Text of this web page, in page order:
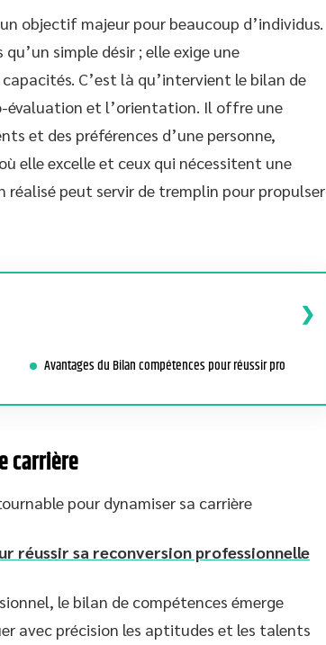
objectif majeur pour beaucoup d’individus.
simple désir ; elle exige une
C’est là qu’intervient le bilan de
évaluation et l’orientation. Il offre une
et des préférences d’une personne,
elle excelle et ceux qui nécessitent une
peut servir de tremplin pour propulser
Avantages du Bilan compétences pour réussir pro
carrière
pour dynamiser sa carrière
réussir sa reconversion professionnelle
le bilan de compétences émerge
avec précision les aptitudes et les talents